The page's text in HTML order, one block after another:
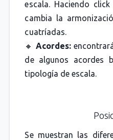
escala. Haciendo
cambia la
cuatríadas.
🔸 Acordes:
de algunos acordes
tipología de escala.
Se muestran las